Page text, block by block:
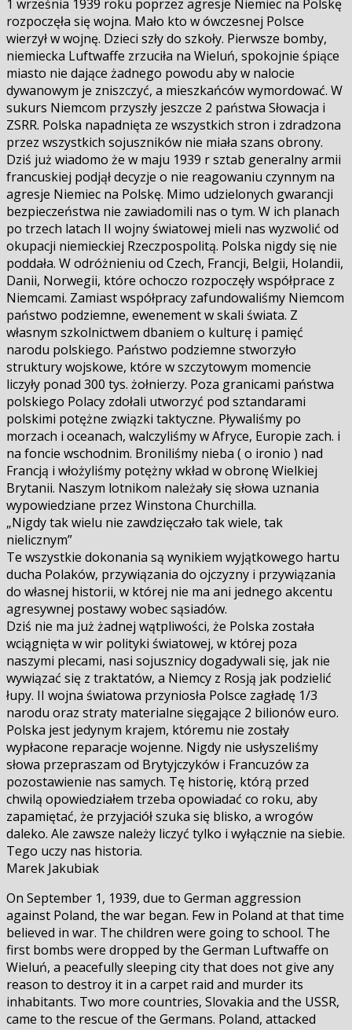
się
1 września 1939 roku poprzez agresje Niemiec na Polskę
rozpoczęła się wojna. Mało kto w ówczesnej Polsce
wierzył w wojnę. Dzieci szły do szkoły. Pierwsze bomby,
niemiecka Luftwaffe zrzuciła na Wieluń, spokojnie śpiące
miasto nie dające żadnego powodu aby w nalocie
dywanowym je zniszczyć, a mieszkańców wymordować. W
sukurs Niemcom przyszły jeszcze 2 państwa Słowacja i
ZSRR. Polska napadnięta ze wszystkich stron i zdradzona
przez wszystkich sojuszników nie miała szans obrony.
Dziś już wiadomo że w maju 1939 r sztab generalny armii
francuskiej podjął decyzje o nie reagowaniu czynnym na
agresje Niemiec na Polskę. Mimo udzielonych gwarancji
bezpieczeństwa nie zawiadomili nas o tym. W ich planach
po trzech latach II wojny światowej mieli nas wyzwolić od
okupacji niemieckiej Rzeczpospolitą. Polska nigdy się nie
poddała. W odróżnieniu od Czech, Francji, Belgii, Holandii,
Danii, Norwegii, które ochoczo rozpoczęły współprace z
Niemcami. Zamiast współpracy zafundowaliśmy Niemcom
państwo podziemne, ewenement w skali świata. Z
własnym szkolnictwem dbaniem o kulturę i pamięć
narodu polskiego. Państwo podziemne stworzyło
struktury wojskowe, które w szczytowym momencie
liczyły ponad 300 tys. żołnierzy. Poza granicami państwa
polskiego Polacy zdołali utworzyć pod sztandarami
polskimi potężne związki taktyczne. Pływaliśmy po
morzach i oceanach, walczyliśmy w Afryce, Europie zach. i
na foncie wschodnim. Broniliśmy nieba ( o ironio ) nad
Francją i włożyliśmy potężny wkład w obronę Wielkiej
Brytanii. Naszym lotnikom należały się słowa uznania
wypowiedziane przez Winstona Churchilla.
„Nigdy tak wielu nie zawdzięczało tak wiele, tak
nielicznym”
Te wszystkie dokonania są wynikiem wyjątkowego hartu
ducha Polaków, przywiązania do ojczyzny i przywiązania
do własnej historii, w której nie ma ani jednego akcentu
agresywnej postawy wobec sąsiadów.
Dziś nie ma już żadnej wątpliwości, że Polska została
wciągnięta w wir polityki światowej, w której poza
naszymi plecami, nasi sojusznicy dogadywali się, jak nie
wywiązać się z traktatów, a Niemcy z Rosją jak podzielić
łupy. II wojna światowa przyniosła Polsce zagładę 1/3
narodu oraz straty materialne sięgające 2 bilionów euro.
Polska jest jedynym krajem, któremu nie zostały
wypłacone reparacje wojenne. Nigdy nie usłyszeliśmy
słowa przepraszam od Brytyjczyków i Francuzów za
pozostawienie nas samych. Tę historię, którą przed
chwilą opowiedziałem trzeba opowiadać co roku, aby
zapamiętać, że przyjaciół szuka się blisko, a wrogów
daleko. Ale zawsze należy liczyć tylko i wyłącznie na siebie.
Tego uczy nas historia.
Marek Jakubiak
On September 1, 1939, due to German aggression
against Poland, the war began. Few in Poland at that time
believed in war. The children were going to school. The
first bombs were dropped by the German Luftwaffe on
Wieluń, a peacefully sleeping city that does not give any
reason to destroy it in a carpet raid and murder its
inhabitants. Two more countries, Slovakia and the USSR,
came to the rescue of the Germans. Poland, attacked